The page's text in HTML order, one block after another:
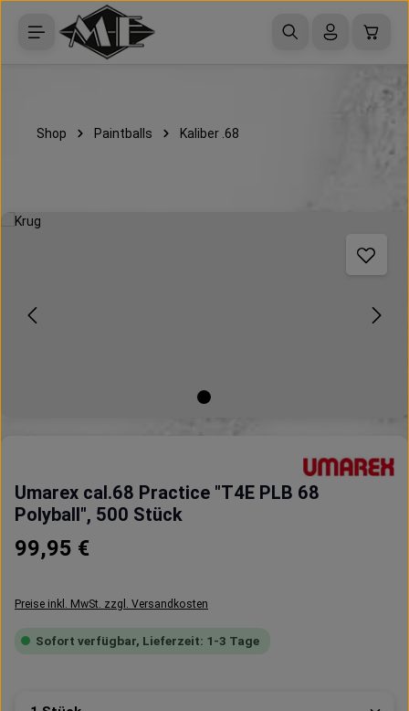
Zum Hauptinhalt springen
Shop Paintballs Kaliber .68
Bildergalerie überspringen
Umarex cal.68 Practice "T4E PLB 68
Polyball", 500 Stück
Regulärer Preis:
99,95 €
Preise inkl. MwSt. zzgl. Versandkosten
Sofort verfügbar, Lieferzeit: 1-3 Tage
Produkt Anzahl: Gib den gewünschten Wert ein